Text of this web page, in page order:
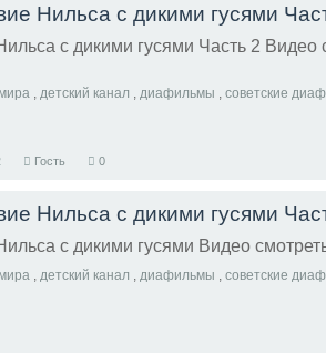
Нильса с дикими гусями
с дикими гусями Часть 2 Видео
, детский канал , диафильмы , советские
Гость 0
Нильса с дикими гусями
с дикими гусями Видео
, детский канал , диафильмы , советские